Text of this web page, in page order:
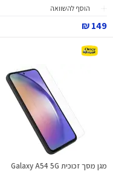
הוסף להשוואה
149 ₪
מגן מסך זכוכית Galaxy A54 5G